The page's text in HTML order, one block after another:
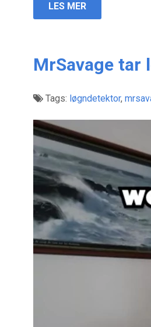
LES MER
MrSavage tar
Tags: løgndetektor,